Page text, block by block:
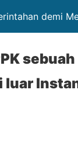
demi
luar